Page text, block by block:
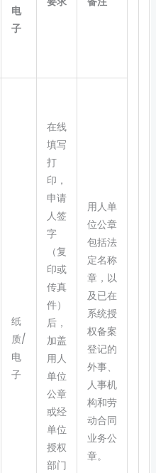
电
子
纸
质/
电
子
在线
填写
打
印，
申请
人签
字
（复
印或
传真
件）
后，
加盖
用人
单位
公章
或经
单位
授权
部门
用人单
位公章
包括法
定名称
章，以
及已在
系统授
权备案
登记的
外事、
人事机
构和劳
动合同
业务公
章。